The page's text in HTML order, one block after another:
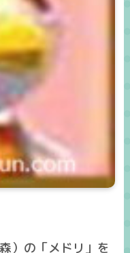
）の「メドリ」を